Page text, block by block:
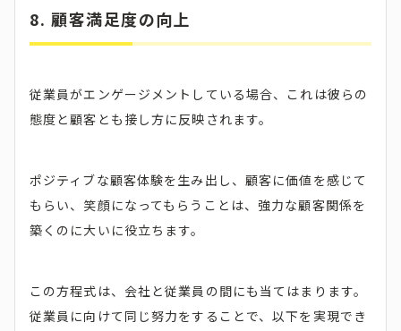
8. 顧客満足度の向上
従業員がエンゲージメントしている場合、これは彼らの
態度と顧客とも接し方に反映されます。
ポジティブな顧客体験を生み出し、顧客に価値を感じて
もらい、笑顔になってもらうことは、強力な顧客関係を
築くのに大いに役立ちます。
この方程式は、会社と従業員の間にも当てはまります。
従業員に向けて同じ努力をすることで、以下を実現でき